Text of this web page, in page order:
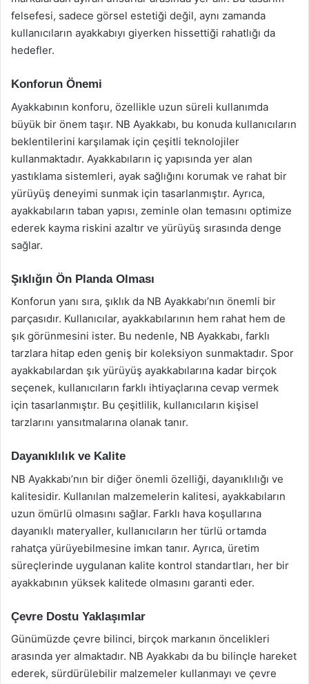
felsefesi, sadece görsel estetiği değil, aynı zamanda
kullanıcıların ayakkabıyı giyerken hissettiği rahatlığı da
hedefler.
Konforun Önemi
Ayakkabının konforu, özellikle uzun süreli kullanımda
büyük bir önem taşır. NB Ayakkabı, bu konuda kullanıcıların
beklentilerini karşılamak için çeşitli teknolojiler
kullanmaktadır. Ayakkabıların iç yapısında yer alan
yastıklama sistemleri, ayak sağlığını korumak ve rahat bir
yürüyüş deneyimi sunmak için tasarlanmıştır. Ayrıca,
ayakkabıların taban yapısı, zeminle olan temasını optimize
ederek kayma riskini azaltır ve yürüyüş sırasında denge
sağlar.
Şıklığın Ön Planda Olması
Konforun yanı sıra, şıklık da NB Ayakkabı’nın önemli bir
parçasıdır. Kullanıcılar, ayakkabılarının hem rahat hem de
şık görünmesini ister. Bu nedenle, NB Ayakkabı, farklı
tarzlara hitap eden geniş bir koleksiyon sunmaktadır. Spor
ayakkabılardan şık yürüyüş ayakkabılarına kadar birçok
seçenek, kullanıcıların farklı ihtiyaçlarına cevap vermek
için tasarlanmıştır. Bu çeşitlilik, kullanıcıların kişisel
tarzlarını yansıtmalarına olanak tanır.
Dayanıklılık ve Kalite
NB Ayakkabı’nın bir diğer önemli özelliği, dayanıklılığı ve
kalitesidir. Kullanılan malzemelerin kalitesi, ayakkabıların
uzun ömürlü olmasını sağlar. Farklı hava koşullarına
dayanıklı materyaller, kullanıcıların her türlü ortamda
rahatça yürüyebilmesine imkan tanır. Ayrıca, üretim
süreçlerinde uygulanan kalite kontrol standartları, her bir
ayakkabının yüksek kalitede olmasını garanti eder.
Çevre Dostu Yaklaşımlar
Günümüzde çevre bilinci, birçok markanın öncelikleri
arasında yer almaktadır. NB Ayakkabı da bu bilinçle hareket
ederek, sürdürülebilir malzemeler kullanmayı ve çevre